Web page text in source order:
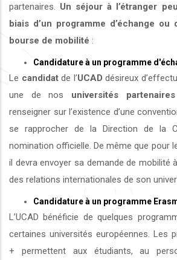
partenaires. Un séjour à l’étranger
biais d’un programme d’échange ou
bourse de mobilité :
Candidature à un programme
Le candidatde l’UCAD désireux
une de nos universités partenaires
renseigner sur l’existence d’une
se rapprocher de la Direction de la
nomination officielle. De même que pour
il devra envoyer sa demande de mobilité
des relations internationales de son
Candidature à un programme
L’UCAD bénéficie de quelques
certaines universités européennes. Les
+ permettent aux étudiants, au